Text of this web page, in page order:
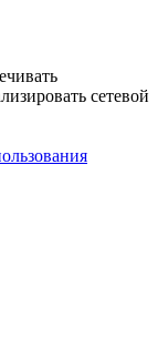
сетевой